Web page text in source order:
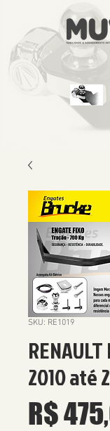
SKU: RE1019
2010 até
R$